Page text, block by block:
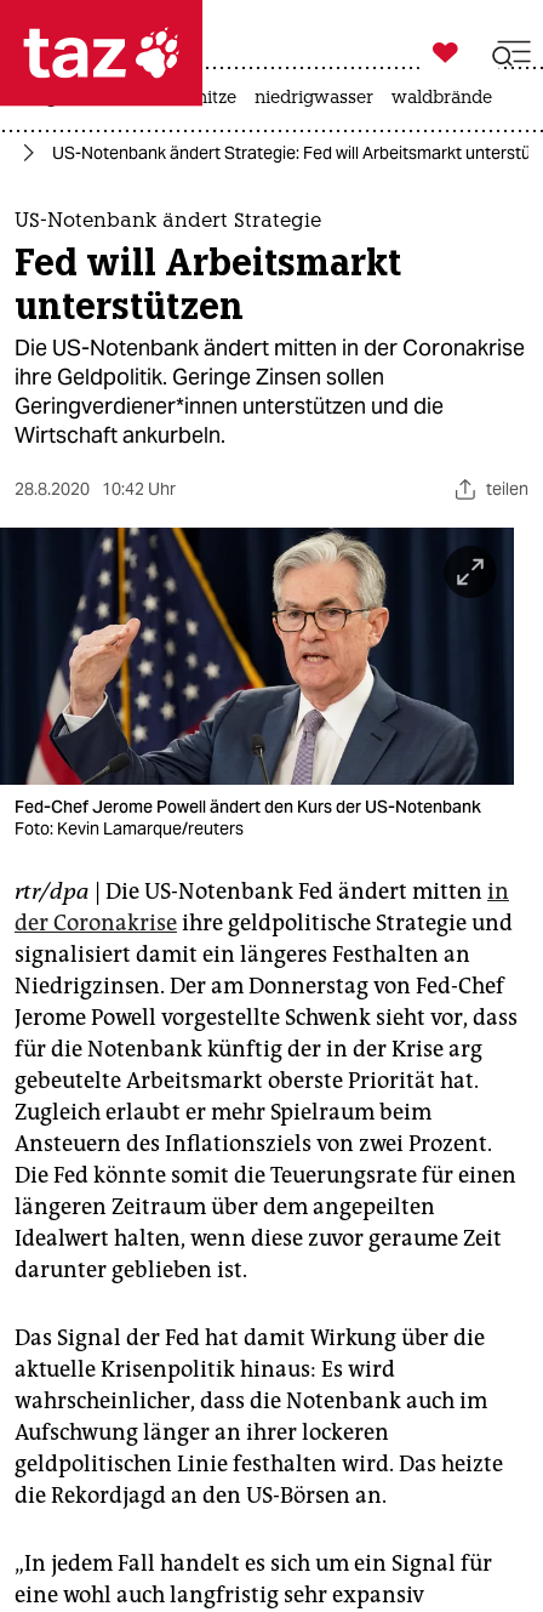
 taz zahl ich
taz zahl ich
themen
politik
öko
gesellschaft
kultur
sport
wahrheit
verlag
verlag
veranstaltungen
fragen & hilfe
unterstützen
abo
genossenschaft
epaper login

taz zahl ich
hitze niedrigwasser waldbrände
US-Notenbank ändert Strategie: Fed will Arbeitsmarkt
US-Notenbank ändert Strategie
Fed will Arbeitsmarkt
unterstützen
Die US-Notenbank ändert mitten in der Coronakrise
ihre Geldpolitik. Geringe Zinsen sollen
Geringverdiener*innen unterstützen und die
Wirtschaft ankurbeln.
28.8.2020 10:42 Uhr teilen
Fed-Chef Jerome Powell ändert den Kurs der US-Notenbank
Foto: Kevin Lamarque/reuters
rtr/dpa | Die US-Notenbank Fed ändert mitten in
der Coronakriseihre geldpolitische Strategie und
signalisiert damit ein längeres Festhalten an
Niedrigzinsen. Der am Donnerstag von Fed-Chef
Jerome Powell vorgestellte Schwenk sieht vor, dass
für die Notenbank künftig der in der Krise arg
gebeutelte Arbeitsmarkt oberste Priorität hat.
Zugleich erlaubt er mehr Spielraum beim
Ansteuern des Inflationsziels von zwei Prozent.
Die Fed könnte somit die Teuerungsrate für einen
längeren Zeitraum über dem angepeilten
Idealwert halten, wenn diese zuvor geraume Zeit
darunter geblieben ist.
Das Signal der Fed hat damit Wirkung über die
aktuelle Krisenpolitik hinaus: Es wird
wahrscheinlicher, dass die Notenbank auch im
Aufschwung länger an ihrer lockeren
geldpolitischen Linie festhalten wird. Das heizte
die Rekordjagd an den US-Börsen an.
„In jedem Fall handelt es sich um ein Signal für
eine wohl auch langfristig sehr expansiv